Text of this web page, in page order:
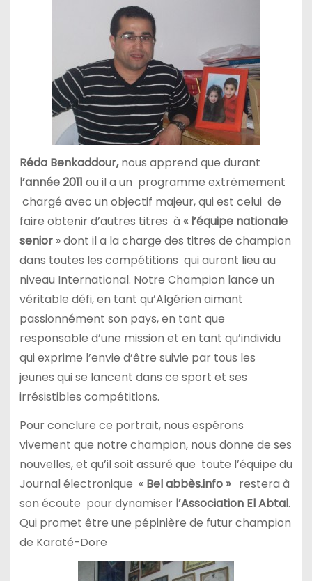
Réda Benkaddour,nous apprend que durant
l’année 2011 ou il a un programme extrêmement
chargé avec un objectif majeur, qui est celui de
faire obtenir d’autres titres à « l’équipe nationale
senior» dont il a la charge des titres de champion
dans toutes les compétitions qui auront lieu au
niveau International. Notre Champion lance un
véritable défi, en tant qu’Algérien aimant
passionnément son pays, en tant que
responsable d’une mission et en tant qu’individu
qui exprime l’envie d’être suivie par tous les
jeunes qui se lancent dans ce sport et ses
irrésistibles compétitions.
Pour conclure ce portrait, nous espérons
vivement que notre champion, nous donne de ses
nouvelles, et qu’il soit assuré que toute l’équipe du
Journal électronique « Bel abbès.info » restera à
son écoute pour dynamiser l’Association El Abtal.
Qui promet être une pépinière de futur champion
de Karaté-Dore